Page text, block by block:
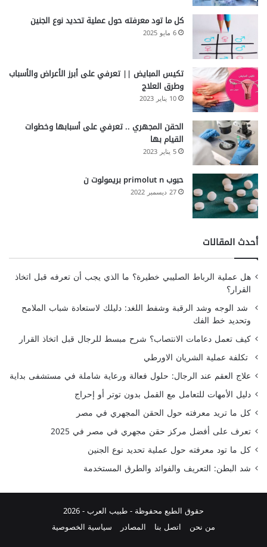
كل ما تود معرفته حول عملية تحديد نوع الجنين
6 مايو 2025
تكيس المبايض || تعرفي على أبرز الأعراض والأسباب
وطرق العلاج
10 يناير 2023
الحقن المجهري .. تعرفي على أسبابها وخطوات
القيام بها
5 يناير 2023
حبوب primolut n بريمولوت ن
27 ديسمبر 2022
أحدث المقالات
هل عملية الرباط الصليبي خطيرة؟ ما الذي يجب أن تعرفه قبل اتخاذ
القرار؟
شد الوجه وشد الرقبة وشفط اللغد: دليلك لاستعادة شباب الملامح
وتحديد خط الفك
كيف تعمل دعامات الانتصاب؟ شرح مبسط للرجال قبل اتخاذ القرار
تكلفة عملية الشريان الاورطي
علاج العقم عند الرجال: حلول فعالة ورعاية شاملة في مستشفى بداية
دليل الأمهات للتعامل مع القمل بدون توتر أو إحراج
كل ما تريد معرفته حول الحقن المجهري في مصر
تعرف على أفضل مركز حقن مجهري في مصر في 2025
كل ما تود معرفته حول عملية تحديد نوع الجنين
شد البطن: التعريف والفوائد والطرق المستخدمة
حقوق الطبع محفوظة -طبيب العرب- 2026
من نحن
اتصل بنا المصادر سياسية الخصوصية